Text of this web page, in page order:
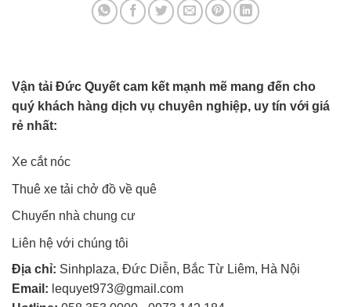
Vận tải Đức Quyết cam kết mạnh mẽ mang đến cho
quý khách hàng dịch vụ chuyên nghiệp, uy tín với giá
rẻ nhất:
Xe cắt nóc
Thuê xe tải chở đồ về quê
Chuyển nhà chung cư
Liên hệ với chúng tôi
Địa chỉ: Sinhplaza, Đức Diễn, Bắc Từ Liêm, Hà Nội
Email: lequyet973@gmail.com